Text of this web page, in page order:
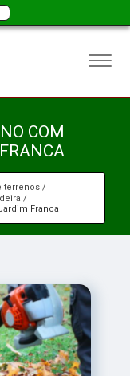
COM
terrenos
Franca